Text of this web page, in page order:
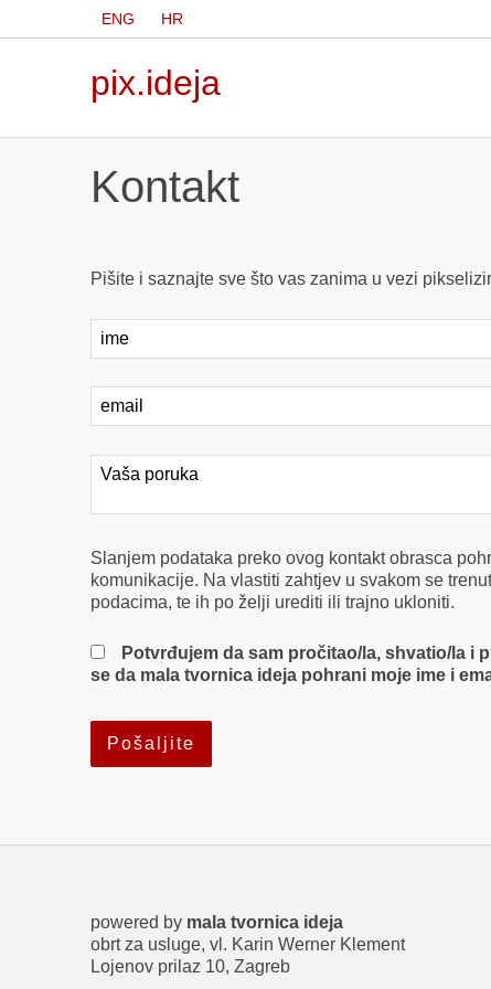
ENG HR
pix.ideja
Kontakt
Pišite i saznajte sve što vas zanima u vezi
Slanjem podataka preko ovog kontakt obrasca
komunikacije. Na vlastiti zahtjev u svakom se
podacima, te ih po želji urediti ili trajno ukloniti.
Potvrđujem da sam pročitao/la, shvatio/la i
se da mala tvornica ideja pohrani moje ime i
powered by mala tvornica ideja
obrt za usluge, vl. Karin Werner Klement
Lojenov prilaz 10, Zagreb